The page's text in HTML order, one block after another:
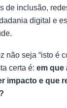
de inclusão,
digital e
não seja “isto é
certa é: em que
impacto e que